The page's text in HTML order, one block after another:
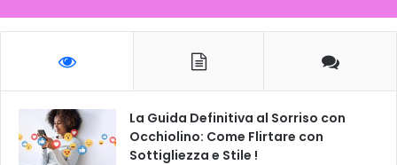
La Guida Definitiva al Sorriso con
Occhiolino: Come Flirtare con
Sottigliezza e Stile !